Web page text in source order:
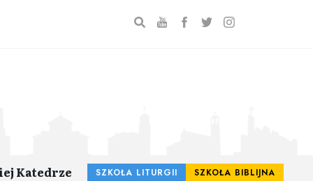
Katedrze SZKOŁA LITURGII SZKOŁA BIBLIJNA